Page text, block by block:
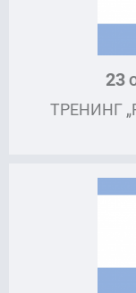
23
ТРЕНИНГ